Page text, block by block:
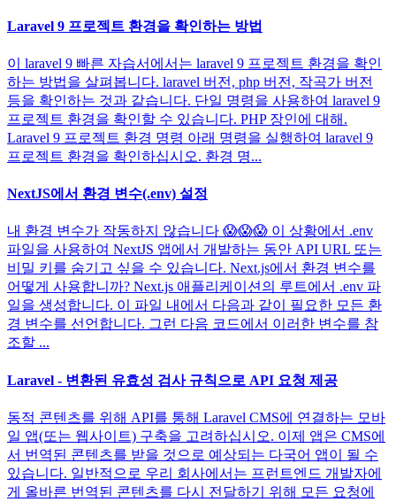
Laravel 9 프로젝트 환경을 확인하는 방법
이 laravel 9 빠른 자습서에서는 laravel 9 프로젝트 환경을 확인
하는 방법을 살펴봅니다. laravel 버전, php 버전, 작곡가 버전
등을 확인하는 것과 같습니다. 단일 명령을 사용하여 laravel 9
프로젝트 환경을 확인할 수 있습니다. PHP 장인에 대해.
Laravel 9 프로젝트 환경 명령 아래 명령을 실행하여 laravel 9
프로젝트 환경을 확인하십시오. 환경 명...
NextJS에서 환경 변수(.env) 설정
내 환경 변수가 작동하지 않습니다 😱😱😱 이 상황에서 .env
파일을 사용하여 NextJS 앱에서 개발하는 동안 API URL 또는
비밀 키를 숨기고 싶을 수 있습니다. Next.js에서 환경 변수를
어떻게 사용합니까? Next.js 애플리케이션의 루트에서 .env 파
일을 생성합니다. 이 파일 내에서 다음과 같이 필요한 모든 환
경 변수를 선언합니다. 그런 다음 코드에서 이러한 변수를 참
조할 ...
Laravel - 변환된 유효성 검사 규칙으로 API 요청 제공
동적 콘텐츠를 위해 API를 통해 Laravel CMS에 연결하는 모바
일 앱(또는 웹사이트) 구축을 고려하십시오. 이제 앱은 CMS에
서 번역된 콘텐츠를 받을 것으로 예상되는 다국어 앱이 될 수
있습니다. 일반적으로 우리 회사에서는 프런트엔드 개발자에
게 올바른 번역된 콘텐츠를 다시 전달하기 위해 모든 요청에